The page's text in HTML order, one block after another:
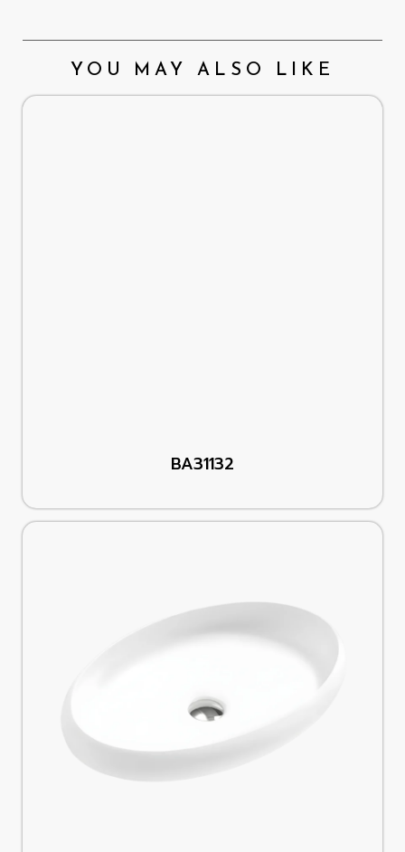
YOU MAY ALSO LIKE
BA31132